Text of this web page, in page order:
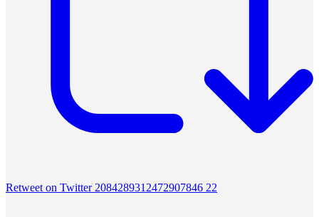
Retweet on Twitter 2084289312472907846 22